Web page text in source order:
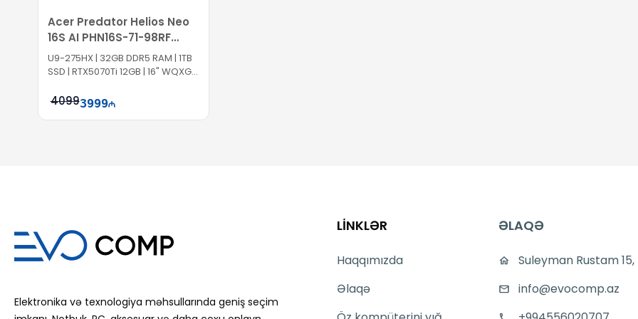
Acer Predator Helios Neo
16S AI PHN16S-71-98RF
NH.U0KAA.001
U9-275HX | 32GB DDR5 RAM | 1TB
SSD | RTX5070Ti 12GB | 16" WQXGA
40993999
Elektronika və texnologiya məhsullarında geniş seçim
LİNKLƏR
Haqqımızda
Əlaqə
ƏLAQƏ
Suleyman Rustam 15,
info@evocomp.az